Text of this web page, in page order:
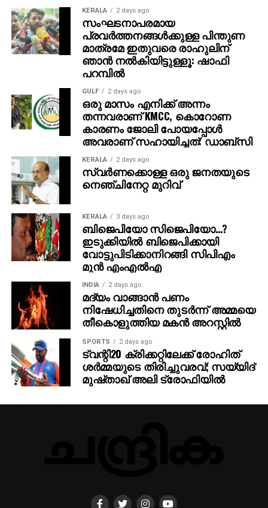
KERALA 2 days ago
സംഘടനാപരമായ
പ്രവര്‍ത്തനങ്ങള്‍ക്കുള്ള പിന്തുണ
മാത്രമേ ഇതുവരെ രാഹുലിന്
ഞാന്‍ നല്‍കിയിട്ടുള്ളൂ: ഷാഫി
പറമ്പില്‍
GULF 2 days ago
ഒരു മാസം എനിക്ക് അന്നം
തന്നവരാണ് KMCC, കൊറോണ
കാരണം ജോലി പോയപ്പോൾ
അവരാണ് സഹായിച്ചത്: ഡാബ്സി
KERALA 2 days ago
സ്വര്‍ണക്കൊള്ള ഒരു ജനതയുടെ
നെഞ്ചിനേറ്റ മുറിവ്
KERALA 3 days ago
ബിജെപിയോ സിജെപിയോ…?
ഇടുക്കിയില്‍ ബിജെപിക്കായി
വോട്ടുപിടിക്കാനിറങ്ങി സിപിഎം
മുന്‍ എംഎല്‍എ
INDIA 2 days ago
മദ്യം വാങ്ങാന്‍ പണം
നിഷേധിച്ചതിനെ തുടര്‍ന്ന് അമ്മയെ
തീകൊളുത്തിയ മകന്‍ അറസ്റ്റില്‍
SPORTS 2 days ago
ട്വന്റി20 ക്രിക്കറ്റിലേക്ക് രോഹിത്
ശര്‍മ്മയുടെ തിരിച്ചുവരവ്; സയ്യിദ്
മുഷ്താഖ് അലി ട്രോഫിയില്‍